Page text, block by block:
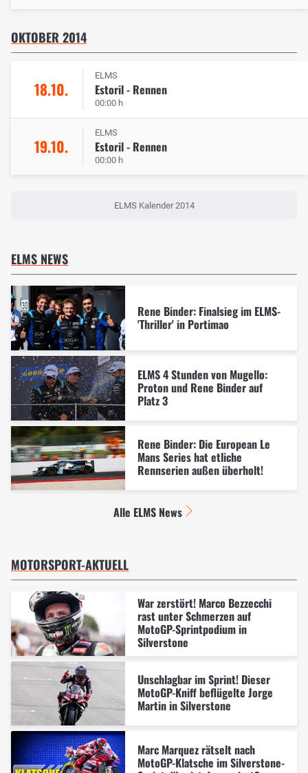
OKTOBER 2014
18.10.
ELMS
Estoril - Rennen
00:00 h
19.10.
ELMS
Estoril - Rennen
00:00 h
ELMS Kalender 2014
ELMS NEWS
Rene Binder: Finalsieg im ELMS-
'Thriller' in Portimao
ELMS 4 Stunden von Mugello:
Proton und Rene Binder auf
Platz 3
Rene Binder: Die European Le
Mans Series hat etliche
Rennserien außen überholt!
Alle ELMS News
MOTORSPORT-AKTUELL
War zerstört! Marco Bezzecchi
rast unter Schmerzen auf
MotoGP-Sprintpodium in
Silverstone
Unschlagbar im Sprint! Dieser
MotoGP-Kniff beflügelte Jorge
Martin in Silverstone
Marc Marquez rätselt nach
MotoGP-Klatsche im Silverstone-